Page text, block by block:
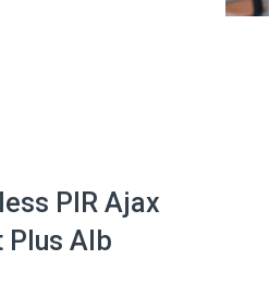
PIR Ajax
Alb